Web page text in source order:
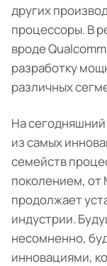
других
процессоры. В
вроде
разработку
различных
На
из самых
семейств
поколением, от
продолжает
индустрии.
несомненно,
инновациями,